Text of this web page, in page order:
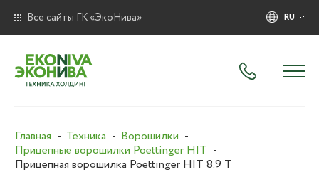
Все сайты ГК «ЭкоНива» RU
Главная Техника
Ворошилки
Прицепные ворошилки Poettinger HIT
Прицепная ворошилка Poettinger HIT 8.9 T